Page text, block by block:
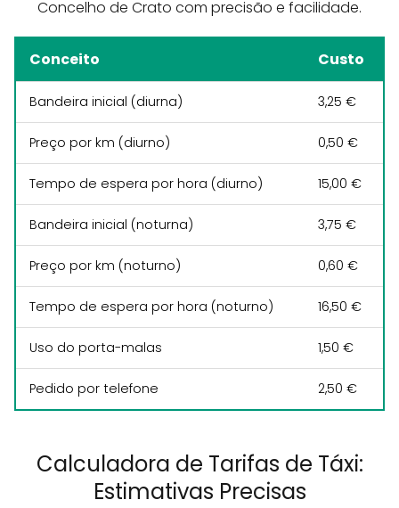
Concelho de Crato com precisão e facilidade.
Conceito Custo
Bandeira inicial (diurna) 3,25 €
Preço por km (diurno) 0,50 €
Tempo de espera por hora (diurno) 15,00 €
Bandeira inicial (noturna) 3,75 €
Preço por km (noturno) 0,60 €
Tempo de espera por hora (noturno) 16,50 €
Uso do porta-malas 1,50 €
Pedido por telefone 2,50 €
Calculadora de Tarifas de Táxi:
Estimativas Precisas